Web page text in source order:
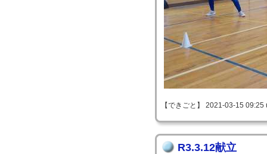
【できごと】 2021-03-15
R3.3.12献立